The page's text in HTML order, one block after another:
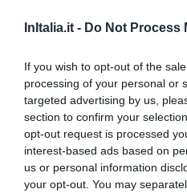
InItalia.it - Do Not Process
If you wish to opt-out of the
processing of your personal or
targeted advertising by us,
section to confirm your
opt-out request is processed
interest-based ads based on
us or personal information
your opt-out. You may
I quattro appartamenti di Villa Flavia
il tipico stile sorrentino. Sono
soddisfare ogni esigenza. Hanno tutti
di pentole e stoviglie, lavatrice,
televisore, internet wi-fi,
offrono terrazza o balconata
Camere disponibili: Monolocale
persone, Appartamento per 5